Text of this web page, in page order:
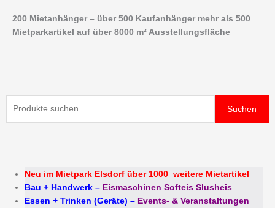
Inhalt
springen
200 Mietanhänger – über 500 Kaufanhänger mehr als 500
Mietparkartikel auf über 8000 m² Ausstellungsfläche
Suchen
Neu im Mietpark Elsdorf über 1000 weitere Mietartikel
Bau + Handwerk – Eismaschinen Softeis Slusheis
Essen + Trinken (Geräte) – Events- & Veranstaltungen